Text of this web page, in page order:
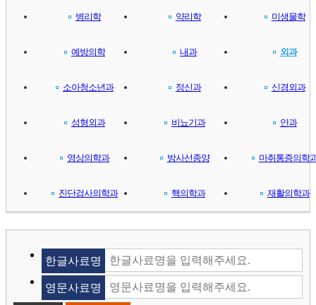
병리학 약리학 미생물학
예방의학 내과 외과
소아청소년과 정신과 신경외과
성형외과 비뇨기과 안과
영상의학과 방사선종양 마취통증의학
진단검사의학과 핵의학과 재활의학과
한글사료명
영문사료명